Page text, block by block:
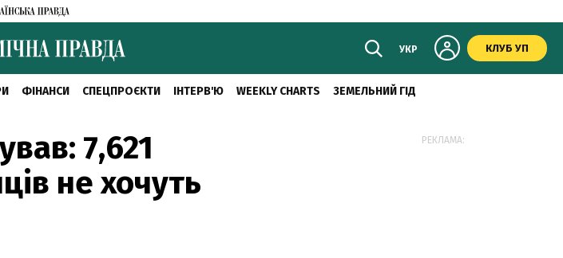
УКР КЛУБ УП
ФІНАНСИ СПЕЦПРОЄКТИ ІНТЕРВ'Ю WEEKLY CHARTS ЗЕМЕЛЬНИЙ ГІД
7,621
не хочуть
РЕКЛАМА: